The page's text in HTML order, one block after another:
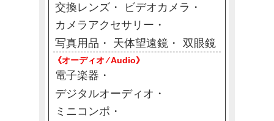
交換レンズ
ビデオカメラ
カメラアクセサリー
写真用品
天体望遠鏡 双眼鏡
《オーディオ ⁄ Audio》
電子楽器
デジタルオーディオ
ミニコンポ